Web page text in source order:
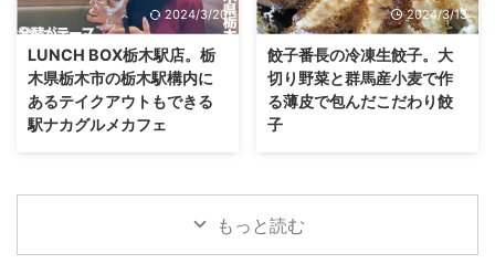
2024/3/20
LUNCH BOX栃木駅店。栃
木県栃木市の栃木駅構内に
あるテイクアウトもできる
駅ナカグルメカフェ
2024/3/13
餃子番長の冷凍生餃子。大
切り野菜と群馬産小麦で作
る薄皮で包んだこだわり餃
子
もっと読む